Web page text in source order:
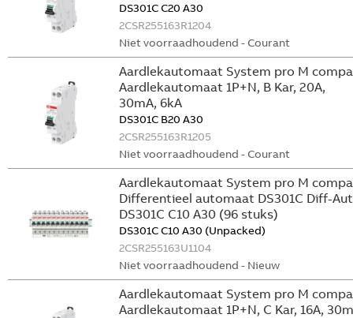
DS301C C20 A30
2CSR255163R1204
Niet voorraadhoudend - Courant
Aardlekautomaat System pro M
Aardlekautomaat 1P+N, B Kar, 20A,
30mA, 6kA
DS301C B20 A30
2CSR255163R1205
Niet voorraadhoudend - Courant
Aardlekautomaat System pro M
Differentieel automaat DS301C Diff-Aut
DS301C C10 A30 (96 stuks)
DS301C C10 A30 (Unpacked)
2CSR255163U1104
Niet voorraadhoudend - Nieuw
Aardlekautomaat System pro M
Aardlekautomaat 1P+N, C Kar, 16A,